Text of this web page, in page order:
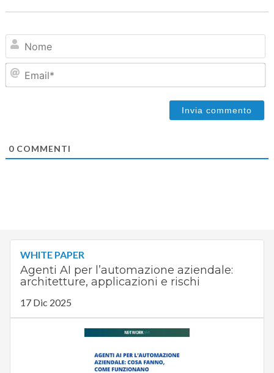
0COMMENTI
WHITE PAPER
Agenti AI per l’automazione aziendale:
architetture, applicazioni e rischi
17 Dic 2025